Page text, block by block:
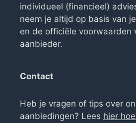
individueel (financieel)
neem je altijd op basis van
en de officiële voorwaarden
aanbieder.
Contact
Heb je vragen of tips over
aanbiedingen? Lees hier